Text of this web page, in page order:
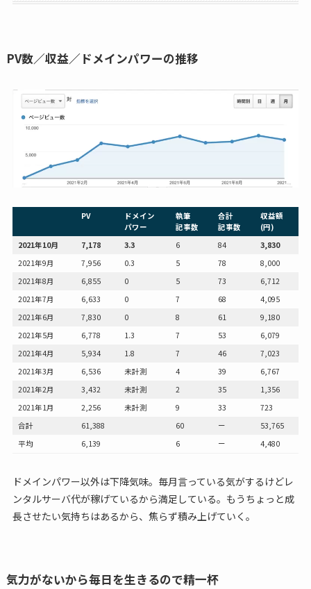
PV数／収益／ドメインパワーの推移
PV
ドメイン
パワー
執筆
記事数
合計
記事数
収益額
(円)
2021年10月
7,178 3.3 6 84
3,830
2021年9月
7,956 0.3 5 78
8,000
2021年8月
6,855 0 5 73
6,712
2021年7月
6,633 0 7 68
4,095
2021年6月
7,830 0 8 61
9,180
2021年5月
6,778 1.3 7 53
6,079
2021年4月
5,934 1.8 7 46
7,023
2021年3月
6,536 未計測 4 39
6,767
2021年2月
3,432 未計測 2 35
1,356
2021年1月
2,256 未計測 9 33
723
合計
61,388 60 ー
53,765
平均
6,139 6 ー 4,480
ドメインパワー以外は下降気味。毎月言っている気がするけどレ
ンタルサーバ代が稼げているから満足している。もうちょっと成
長させたい気持ちはあるから、焦らず積み上げていく。
気力がないから毎日を生きるので精一杯